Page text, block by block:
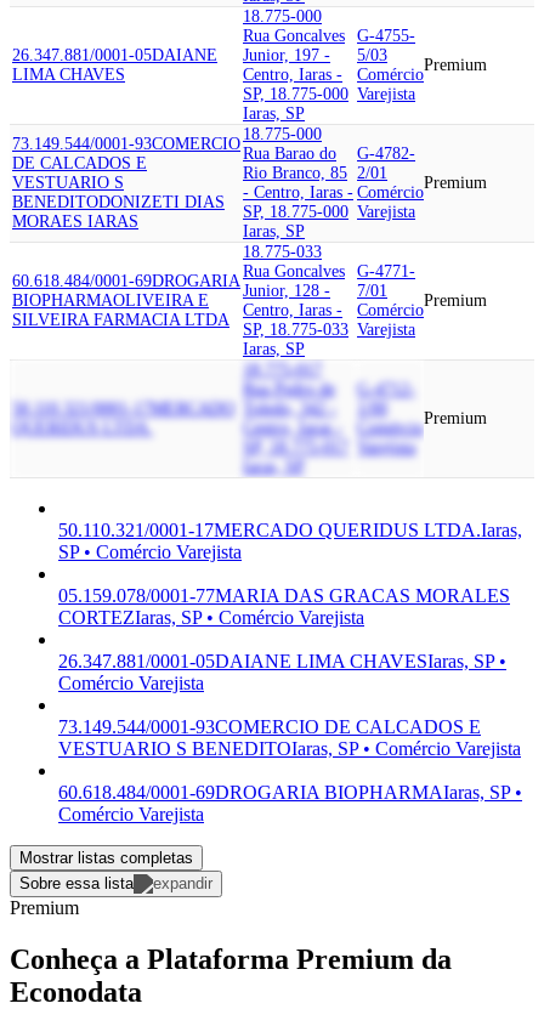
26.347.881/0001-05DAIANE
LIMA CHAVES
18.775-000
Rua Goncalves
Junior, 197 -
Centro, Iaras -
SP, 18.775-000
Iaras, SP
G-4755-
5/03
Comércio
Varejista
Premium
73.149.544/0001-93COMERCIO
DE CALCADOS E
VESTUARIO S
BENEDITODONIZETI DIAS
MORAES IARAS
18.775-000
Rua Barao do
Rio Branco, 85
- Centro, Iaras -
SP, 18.775-000
Iaras, SP
G-4782-
2/01
Comércio
Varejista
Premium
60.618.484/0001-69DROGARIA
BIOPHARMAOLIVEIRA E
SILVEIRA FARMACIA LTDA
18.775-033
Rua Goncalves
Junior, 128 -
Centro, Iaras -
SP, 18.775-033
Iaras, SP
G-4771-
7/01
Comércio
Varejista
Premium
50.110.321/0001-17
MERCADO
QUERIDUS LTDA.
18.775-017
Rua Pedro de
Toledo, 342 -
Centro, Iaras -
SP, 18.775-017
Iaras, SP
G-4712-
1/00
Comércio
Varejista
Premium
50.110.321/0001-17MERCADO QUERIDUS LTDA.Iaras,
SP • Comércio Varejista
05.159.078/0001-77MARIA DAS GRACAS MORALES
CORTEZIaras, SP • Comércio Varejista
26.347.881/0001-05DAIANE LIMA CHAVESIaras, SP •
Comércio Varejista
73.149.544/0001-93COMERCIO DE CALCADOS E
VESTUARIO S BENEDITOIaras, SP • Comércio Varejista
60.618.484/0001-69DROGARIA BIOPHARMAIaras, SP •
Comércio Varejista
Mostrar listas completas
Sobre essa lista
Premium
Conheça a Plataforma Premium da
Econodata